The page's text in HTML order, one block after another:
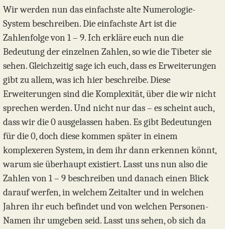
Wir werden nun das einfachste alte Numerologie-
System beschreiben. Die einfachste Art ist die
Zahlenfolge von 1 – 9. Ich erkläre euch nun die
Bedeutung der einzelnen Zahlen, so wie die Tibeter sie
sehen. Gleichzeitig sage ich euch, dass es Erweiterungen
gibt zu allem, was ich hier beschreibe. Diese
Erweiterungen sind die Komplexität, über die wir nicht
sprechen werden. Und nicht nur das – es scheint auch,
dass wir die 0 ausgelassen haben. Es gibt Bedeutungen
für die 0, doch diese kommen später in einem
komplexeren System, in dem ihr dann erkennen könnt,
warum sie überhaupt existiert. Lasst uns nun also die
Zahlen von 1 – 9 beschreiben und danach einen Blick
darauf werfen, in welchem Zeitalter und in welchen
Jahren ihr euch befindet und von welchen Personen-
Namen ihr umgeben seid. Lasst uns sehen, ob sich da